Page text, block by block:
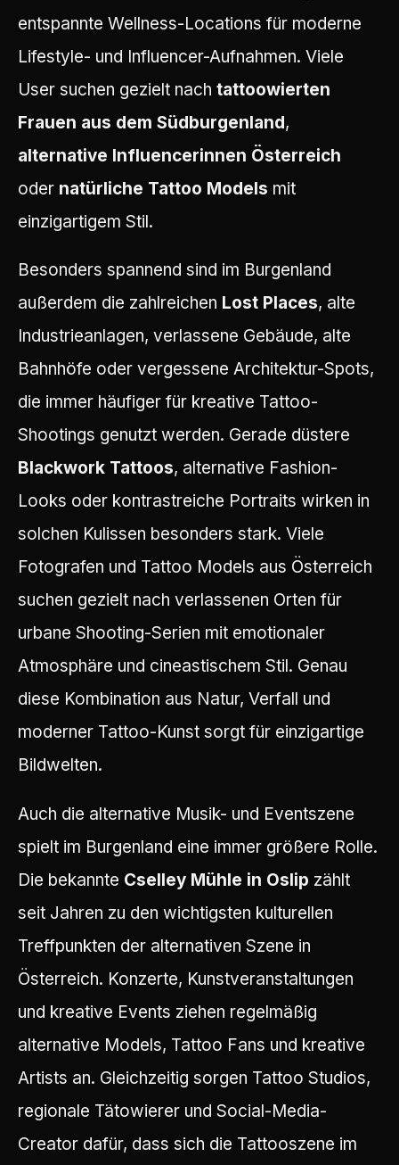
entspannte Wellness-Locations für moderne
Lifestyle- und Influencer-Aufnahmen. Viele
User suchen gezielt nach tattoowierten
Frauen aus dem Südburgenland,
alternative Influencerinnen Österreich
oder natürliche Tattoo Models mit
einzigartigem Stil.
Besonders spannend sind im Burgenland
außerdem die zahlreichen Lost Places, alte
Industrieanlagen, verlassene Gebäude, alte
Bahnhöfe oder vergessene Architektur-Spots,
die immer häufiger für kreative Tattoo-
Shootings genutzt werden. Gerade düstere
Blackwork Tattoos, alternative Fashion-
Looks oder kontrastreiche Portraits wirken in
solchen Kulissen besonders stark. Viele
Fotografen und Tattoo Models aus Österreich
suchen gezielt nach verlassenen Orten für
urbane Shooting-Serien mit emotionaler
Atmosphäre und cineastischem Stil. Genau
diese Kombination aus Natur, Verfall und
moderner Tattoo-Kunst sorgt für einzigartige
Bildwelten.
Auch die alternative Musik- und Eventszene
spielt im Burgenland eine immer größere Rolle.
Die bekannte Cselley Mühle in Oslip zählt
seit Jahren zu den wichtigsten kulturellen
Treffpunkten der alternativen Szene in
Österreich. Konzerte, Kunstveranstaltungen
und kreative Events ziehen regelmäßig
alternative Models, Tattoo Fans und kreative
Artists an. Gleichzeitig sorgen Tattoo Studios,
regionale Tätowierer und Social-Media-
Creator dafür, dass sich die Tattooszene im